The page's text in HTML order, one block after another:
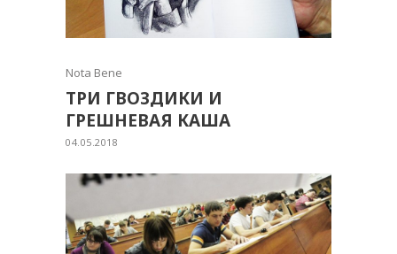
Nota Bene
ТРИ ГВОЗДИКИ И
ГРЕШНЕВАЯ КАША
04.05.2018